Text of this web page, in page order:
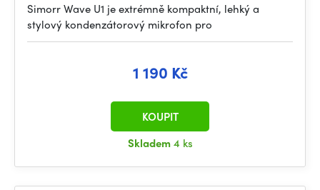
Simorr Wave U1 je extrémně kompaktní, lehký a
stylový kondenzátorový mikrofon pro
1 190 Kč
Skladem4 ks
KOUPIT